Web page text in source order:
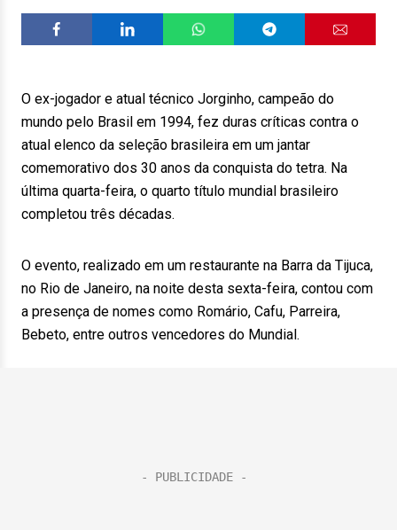
O ex-jogador e atual técnico Jorginho, campeão do
mundo pelo Brasil em 1994, fez duras críticas contra o
atual elenco da seleção brasileira em um jantar
comemorativo dos 30 anos da conquista do tetra. Na
última quarta-feira, o quarto título mundial brasileiro
completou três décadas.
O evento, realizado em um restaurante na Barra da Tijuca,
no Rio de Janeiro, na noite desta sexta-feira, contou com
a presença de nomes como Romário, Cafu, Parreira,
Bebeto, entre outros vencedores do Mundial.